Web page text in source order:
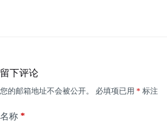
留下评论
您的邮箱地址不会被公开。 必填项已用 * 标注
名称 *